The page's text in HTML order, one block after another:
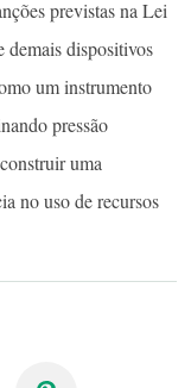
previstas na Lei
dispositivos
um instrumento
pressão
uma
no uso de recursos